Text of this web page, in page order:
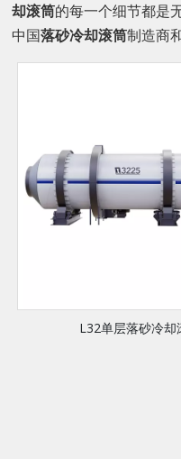
却滚筒的每一个细节都是
中国落砂冷却滚筒制造商
L32单层落砂冷却